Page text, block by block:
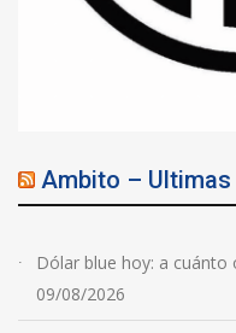
Ambito –
Dólar blue hoy: a
09/08/2026